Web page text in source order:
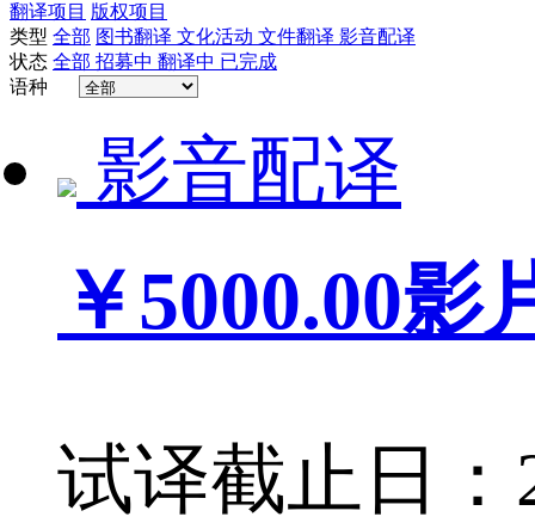
翻译项目 版权项目
类型 全部 图书翻译 文化活动 文件翻译 影音配译
状态 全部 招募中 翻译中 已完成
语种
影音配译
￥5000.00影
试译截止日：